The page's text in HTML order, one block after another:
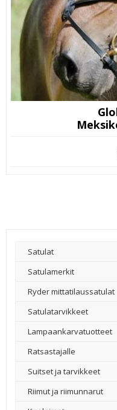
Satulat
Satulamerkit
Ryder mittatilaussatulat
Satulatarvikkeet
–
Lampaankarvatuotteet
Ratsastajalle
Suitset ja tarvikkeet
Riimut ja riimunnarut